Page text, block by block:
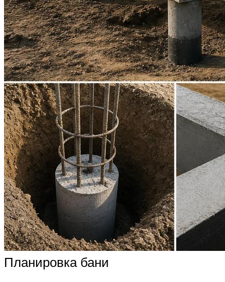
Планировка бани